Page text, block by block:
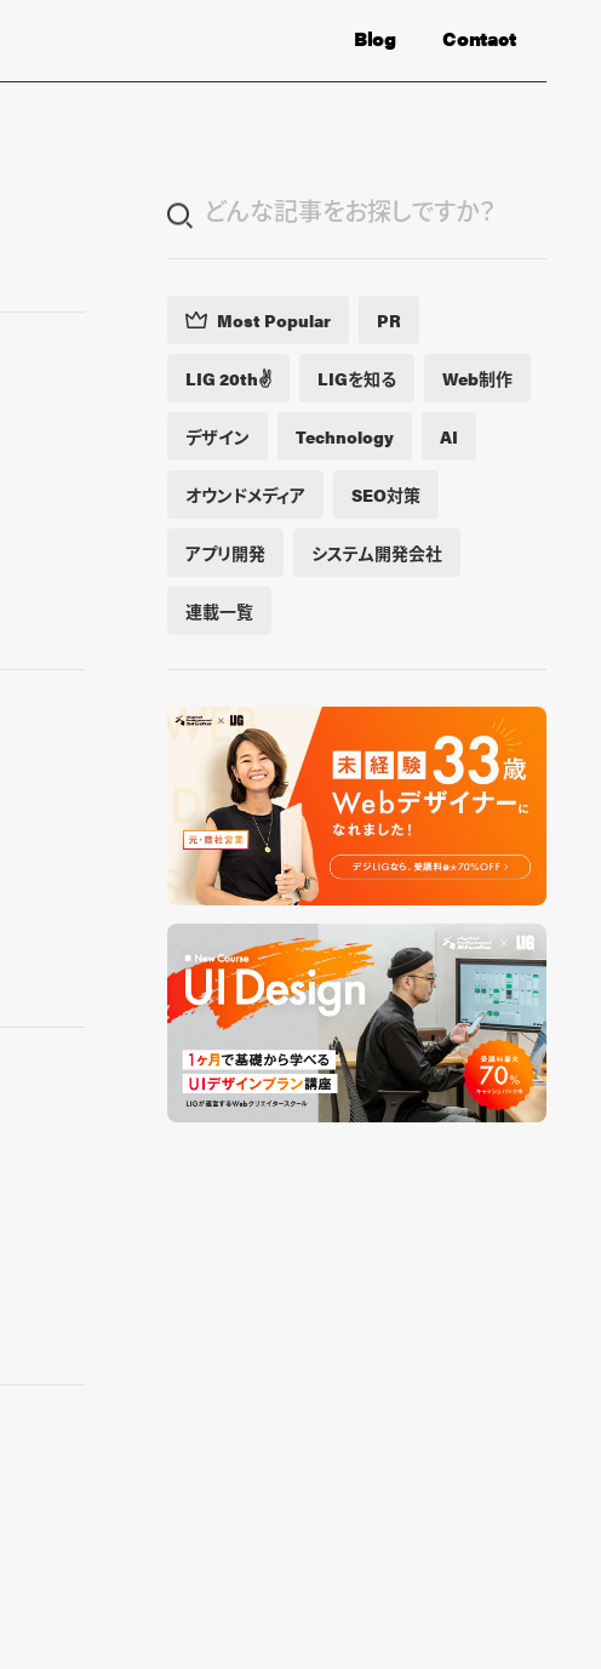
Contact
Blog
Most Popular PR
LIG 20th✌️ LIGを知る Web制作
デザイン Technology AI
オウンドメディア SEO対策
アプリ開発 システム開発会社
連載一覧